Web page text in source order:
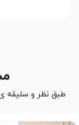
طبق نظر و سلیقه